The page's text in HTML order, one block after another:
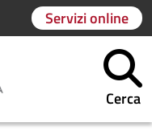
Servizi online
Cerca